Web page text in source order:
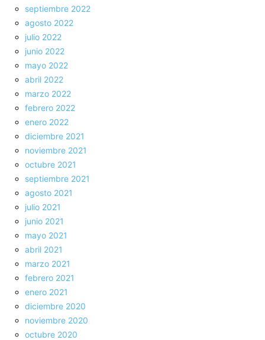
septiembre 2022
agosto 2022
julio 2022
junio 2022
mayo 2022
abril 2022
marzo 2022
febrero 2022
enero 2022
diciembre 2021
noviembre 2021
octubre 2021
septiembre 2021
agosto 2021
julio 2021
junio 2021
mayo 2021
abril 2021
marzo 2021
febrero 2021
enero 2021
diciembre 2020
noviembre 2020
octubre 2020